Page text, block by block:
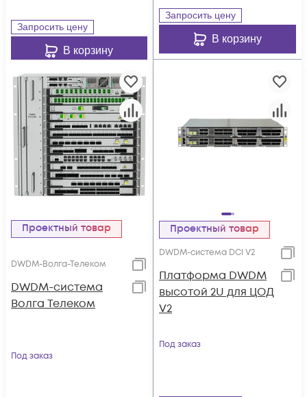
Запросить цену
В корзину
Запросить цену
В корзину
Проектный товар
DWDM-Волга-Телеком
DWDM-система
Волга Телеком
Под заказ
Проектный товар
DWDM-система DCI V2
Платформа DWDM
высотой 2U для ЦОД
V2
Под заказ